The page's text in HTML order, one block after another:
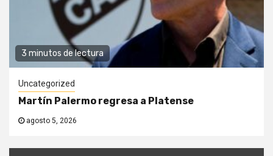
3 minutos de lectura
Uncategorized
Martín Palermo regresa a Platense
agosto 5, 2026